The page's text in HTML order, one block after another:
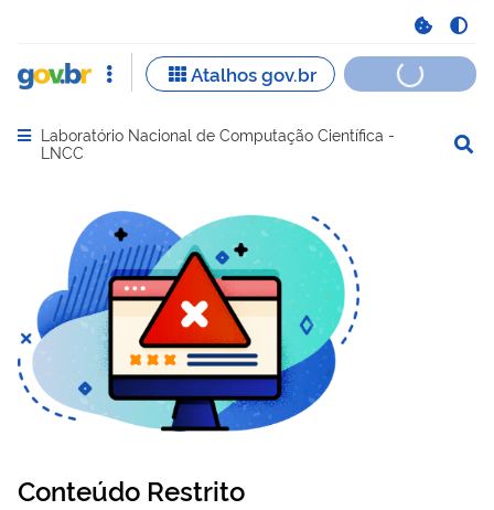
Abrir menu principal de navegação
Laboratório Nacional de Computação Científica -
LNCC
Conteúdo Restrito